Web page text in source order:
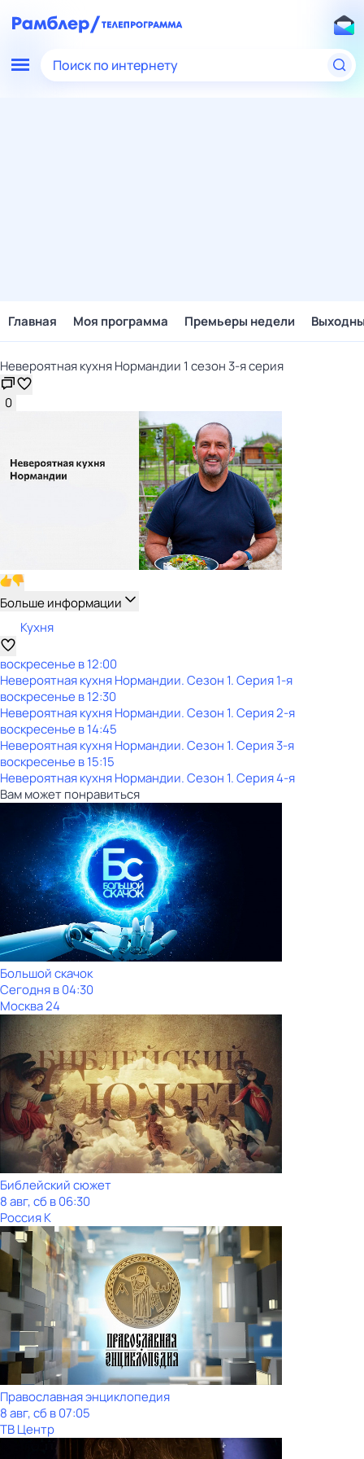
Поиск по интернету
Главная Моя программа Премьеры недели
Невероятная кухня Нормандии 1 сезон 3-я серия
0
Больше информации
Кухня
воскресенье в12:00
Невероятная кухня Нормандии. Сезон 1. Серия 1-я
воскресенье в12:30
Невероятная кухня Нормандии. Сезон 1. Серия 2-я
воскресенье в14:45
Невероятная кухня Нормандии. Сезон 1. Серия 3-я
воскресенье в15:15
Невероятная кухня Нормандии. Сезон 1. Серия 4-я
Вам может понравиться
Большой скачок
Сегодня в 04:30
Москва 24
Библейский сюжет
8 авг, сб в 06:30
Россия К
Православная энциклопедия
8 авг, сб в 07:05
ТВ Центр